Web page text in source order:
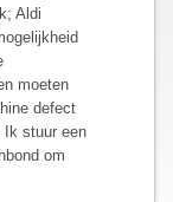
Aldi
moeten
defect
Ik stuur een
om